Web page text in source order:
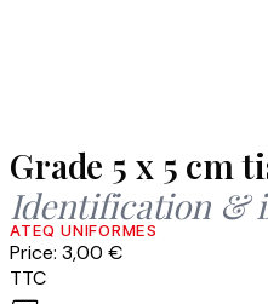
Grade 5 x 5 cm
Identification &
ATEQ UNIFORMES
Price: 3,00 €
TTC